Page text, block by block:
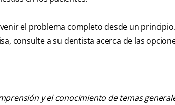
el problema completo desde un
consulte a su dentista acerca de las
y el conocimiento de temas